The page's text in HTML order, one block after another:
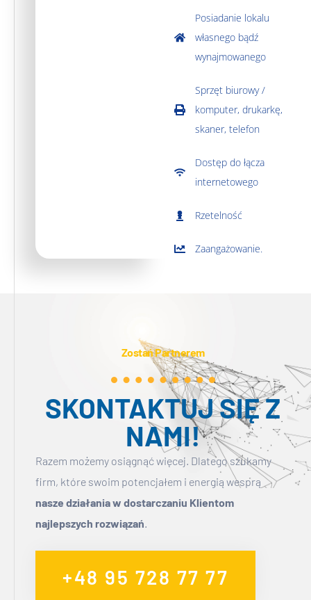
Posiadanie lokalu
własnego bądź
wynajmowanego
Sprzęt biurowy /
komputer, drukarkę,
skaner, telefon
Dostęp do łącza
internetowego
Rzetelność
Zaangażowanie.
Zostań Partnerem
SKONTAKTUJ SIĘ Z
NAMI!​
Razem możemy osiągnąć więcej. Dlatego szukamy
firm, które swoim potencjałem i energią wesprą
nasze działania w dostarczaniu Klientom
najlepszych rozwiązań.
+48 95 728 77 77